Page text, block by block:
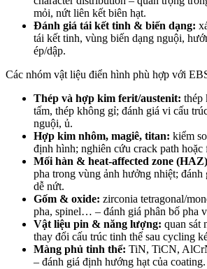
mỏi, nứt liên kết biên hạt.
Đánh giá tái kết tinh & biến dạng:
tái kết tinh, vùng biến dạng nguội,
ép/dập.
Các nhóm vật liệu điển hình phù hợp với
Thép và hợp kim ferit/austenit: thép
tấm, thép không gỉ; đánh giá vi cấu
nguội, ủ.
Hợp kim nhôm, magiê, titan: kiểm
định hình; nghiên cứu crack path hoặc
Mối hàn & heat-affected zone
pha trong vùng ảnh hưởng nhiệt;
dễ nứt.
Gốm & oxide: zirconia tetragonal/
pha, spinel… – đánh giá phân bố pha
Vật liệu pin & năng lượng: quan sát
thay đổi cấu trúc tinh thể sau cycling
Màng phủ tinh thể: TiN, TiCN,
– đánh giá định hướng hạt của coating.